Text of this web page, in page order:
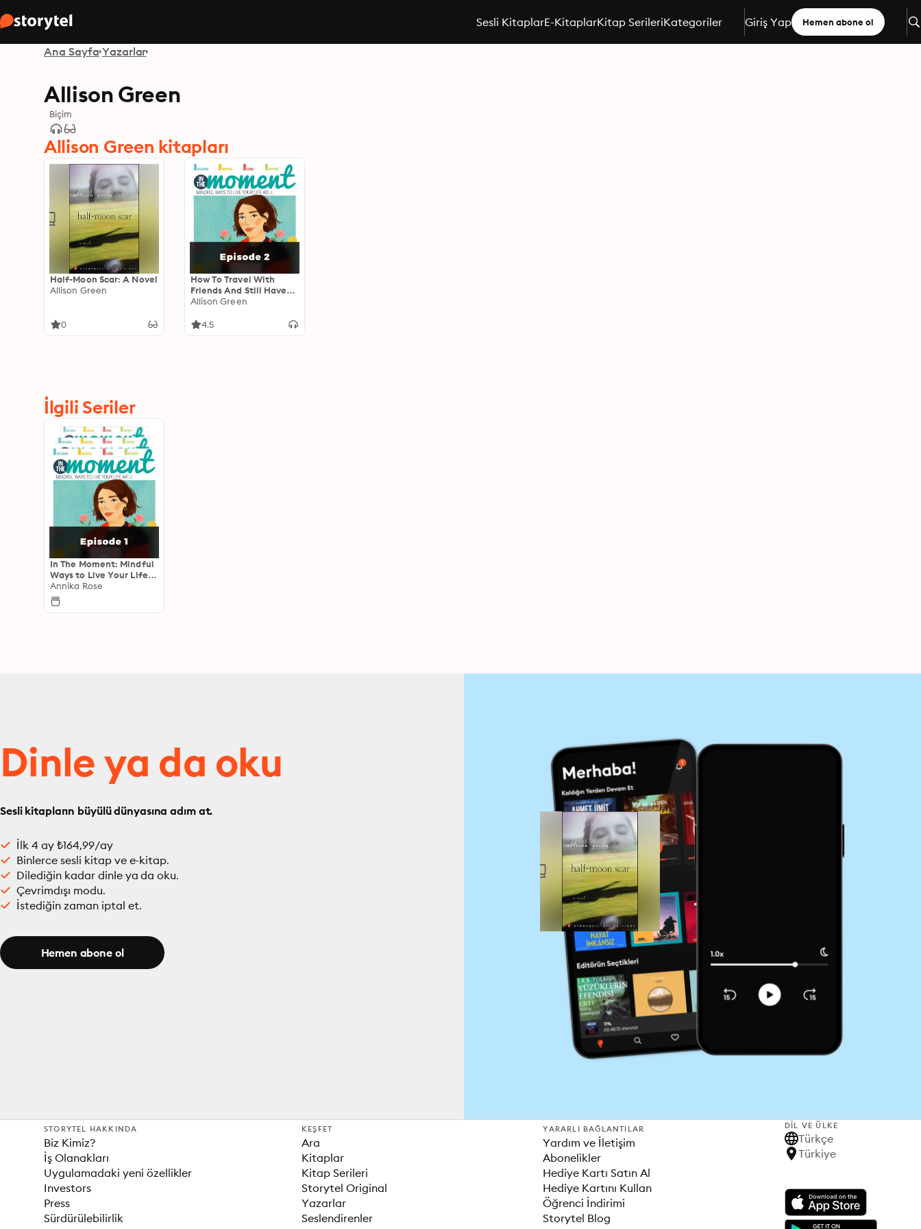
Sesli KitaplarE-KitaplarKitap SerileriKategoriler Giriş Yap Hemen abone ol
Ana Sayfa Yazarlar
Allison Green
Biçim
Allison Green kitapları
Half-Moon Scar: A Novel
Allison Green
0
How To Travel With
Friends And Still Have
Them After The Trip - In
Ways to Live Your Life
Allison Green
4.5
İlgili Seriler
In The Moment: Mindful
Ways to Live Your Life
Well
Annika Rose
Dinle ya da oku
Sesli kitapların büyülü dünyasına adım at.
İlk 4 ay ₺164,99/ay
Binlerce sesli kitap ve e-kitap.
Dilediğin kadar dinle ya da oku.
Çevrimdışı modu.
İstediğin zaman iptal et.
Hemen abone ol
STORYTEL HAKKINDA
Biz Kimiz?
İş Olanakları
Uygulamadaki yeni özellikler
Investors
Press
Sürdürülebilirlik
KEŞFET
Ara
Kitaplar
Kitap Serileri
Storytel Original
Yazarlar
Seslendirenler
YARARLI BAĞLANTILAR
Yardım ve İletişim
Abonelikler
Hediye Kartı Satın Al
Hediye Kartını Kullan
Öğrenci İndirimi
Storytel Blog
DIL VE ÜLKE
Türkçe
Türkiye